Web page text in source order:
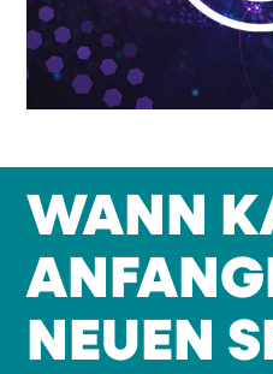
WANN
NEUEN